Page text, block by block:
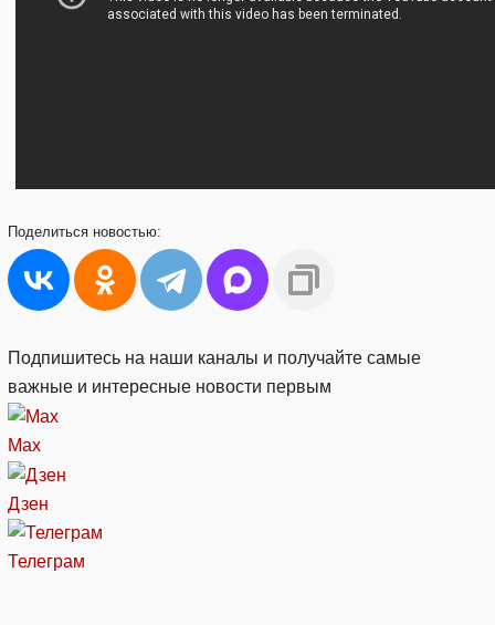
Поделиться новостью:
Подпишитесь на наши каналы и получайте самые
важные и интересные новости первым
Max
Дзен
Телеграм